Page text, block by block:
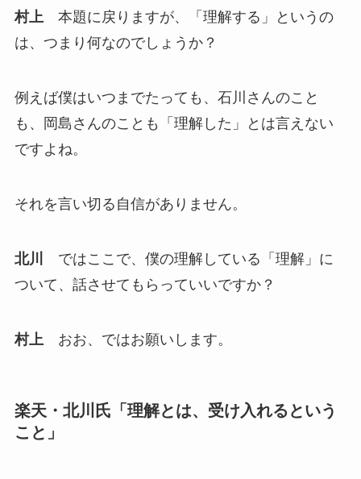
村上本題に戻りますが、「理解する」というの
は、つまり何なのでしょうか？
例えば僕はいつまでたっても、石川さんのこと
も、岡島さんのことも「理解した」とは言えない
ですよね。
それを言い切る自信がありません。
北川
ではここで、僕の理解している「理解」に
ついて、話させてもらっていいですか？
村上 おお、ではお願いします。
楽天・北川氏「理解とは、受け入れるという
こと」